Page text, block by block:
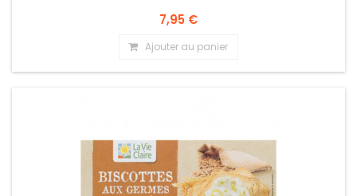
7,95 €
Ajouter au panier